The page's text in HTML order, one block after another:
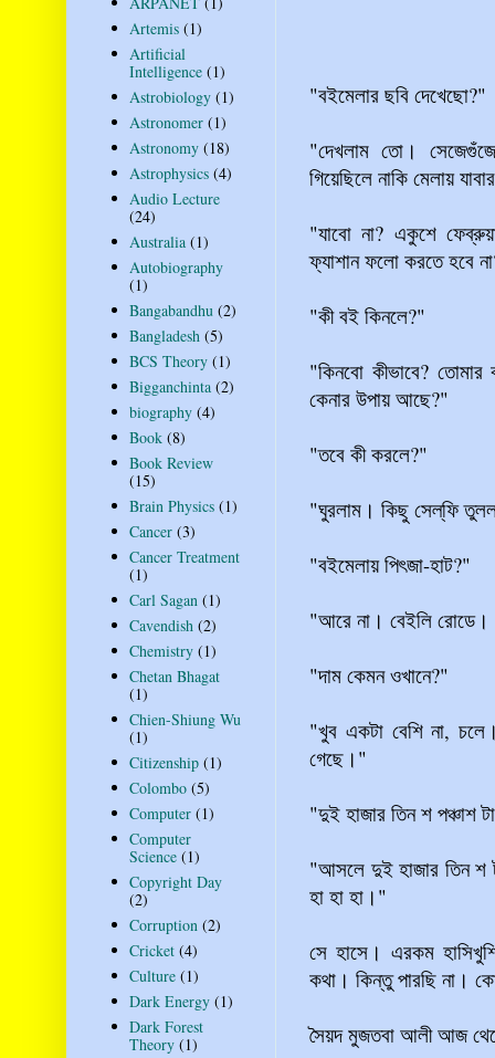
"বইমেলার ছবি দেখেছো?"
"দেখলাম তো। সেজেগুঁজে
গিয়েছিলে নাকি মেলায়
"যাবো না? একুশে
ফ্যাশান ফলো করতে হবে
"কী বই কিনলে?"
"কিনবো কীভাবে?
কেনার উপায় আছে?"
"তবে কী করলে?"
"ঘুরলাম। কিছু সেল্‌ফি
"বইমেলায় পিৎজা-হাট?"
"আরে না। বেইলি রোডে।
"দাম কেমন ওখানে?"
"খুব একটা বেশি না,
গেছে।"
"দুই হাজার তিন শ পঞ্চাশ
"আসলে দুই হাজার তিন শ
হা হা হা।"
সে হাসে। এরকম
কথা। কিন্তু পারছি না।
সৈয়দ মুজতবা আলী আজ
Artemis (1)
Artificial
Intelligence (1)
Astrobiology (1)
Astronomer (1)
Astronomy (18)
Astrophysics (4)
Audio Lecture
(24)
Australia (1)
Autobiography
(1)
Bangabandhu (2)
Bangladesh (5)
BCS Theory (1)
Bigganchinta (2)
biography (4)
Book (8)
Book Review
(15)
Brain Physics (1)
Cancer (3)
Cancer Treatment
(1)
Carl Sagan (1)
Cavendish (2)
Chemistry (1)
Chetan Bhagat
(1)
Chien-Shiung Wu
(1)
Citizenship (1)
Colombo (5)
Computer (1)
Computer
Science (1)
Copyright Day
(2)
Corruption (2)
Cricket (4)
Culture (1)
Dark Energy (1)
Dark Forest
Theory (1)